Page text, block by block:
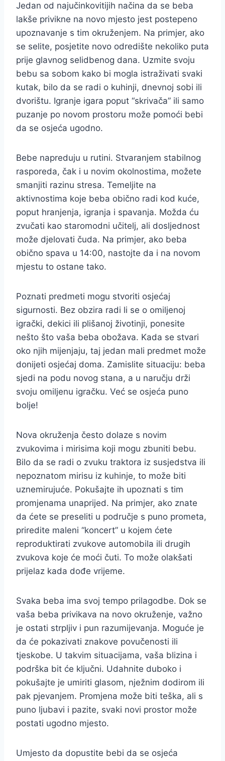
Jedan od najučinkovitijih načina da se beba
lakše privikne na novo mjesto jest postepeno
upoznavanje s tim okruženjem. Na primjer, ako
se selite, posjetite novo odredište nekoliko puta
prije glavnog selidbenog dana. Uzmite svoju
bebu sa sobom kako bi mogla istraživati svaki
kutak, bilo da se radi o kuhinji, dnevnoj sobi ili
dvorištu. Igranje igara poput “skrivača” ili samo
puzanje po novom prostoru može pomoći bebi
da se osjeća ugodno.
Bebe napreduju u rutini. Stvaranjem stabilnog
rasporeda, čak i u novim okolnostima, možete
smanjiti razinu stresa. Temeljite na
aktivnostima koje beba obično radi kod kuće,
poput hranjenja, igranja i spavanja. Možda ću
zvučati kao staromodni učitelj, ali dosljednost
može djelovati čuda. Na primjer, ako beba
obično spava u 14:00, nastojte da i na novom
mjestu to ostane tako.
Poznati predmeti mogu stvoriti osjećaj
sigurnosti. Bez obzira radi li se o omiljenoj
igrački, dekici ili plišanoj životinji, ponesite
nešto što vaša beba obožava. Kada se stvari
oko njih mijenjaju, taj jedan mali predmet može
donijeti osjećaj doma. Zamislite situaciju: beba
sjedi na podu novog stana, a u naručju drži
svoju omiljenu igračku. Već se osjeća puno
bolje!
Nova okruženja često dolaze s novim
zvukovima i mirisima koji mogu zbuniti bebu.
Bilo da se radi o zvuku traktora iz susjedstva ili
nepoznatom mirisu iz kuhinje, to može biti
uznemirujuće. Pokušajte ih upoznati s tim
promjenama unaprijed. Na primjer, ako znate
da ćete se preseliti u područje s puno prometa,
priredite maleni “koncert” u kojem ćete
reproduktirati zvukove automobila ili drugih
zvukova koje će moći čuti. To može olakšati
prijelaz kada dođe vrijeme.
Svaka beba ima svoj tempo prilagodbe. Dok se
vaša beba privikava na novo okruženje, važno
je ostati strpljiv i pun razumijevanja. Moguće je
da će pokazivati znakove povučenosti ili
tjeskobe. U takvim situacijama, vaša blizina i
podrška bit će ključni. Udahnite duboko i
pokušajte je umiriti glasom, nježnim dodirom ili
pak pjevanjem. Promjena može biti teška, ali s
puno ljubavi i pazite, svaki novi prostor može
postati ugodno mjesto.
Umjesto da dopustite bebi da se osjeća